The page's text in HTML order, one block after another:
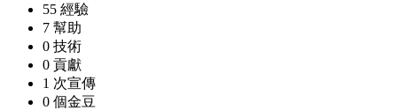
55 經驗
7 幫助
0 技術
0 貢獻
1 次宣傳
0 個金豆